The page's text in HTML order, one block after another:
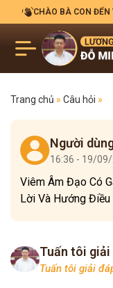
CHÀO BÀ CON ĐẾN
Trang chủ » Câu hỏi »
Người
16:36 - 19/
Viêm Âm Đạo Có
Lời Và Hướng Điều
Tuấn tôi giải
Tuấn tôi giải